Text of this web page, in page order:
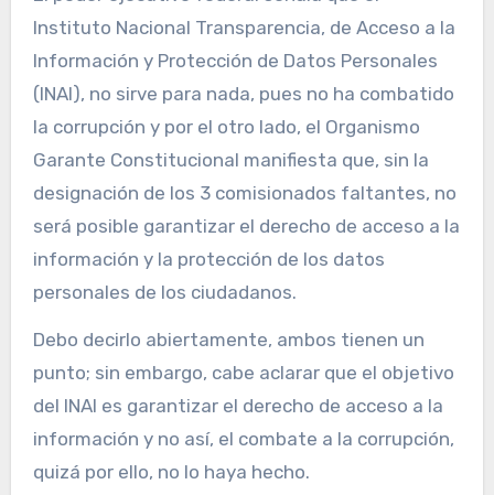
Instituto Nacional Transparencia, de Acceso a la
Información y Protección de Datos Personales
(INAI), no sirve para nada, pues no ha combatido
la corrupción y por el otro lado, el Organismo
Garante Constitucional manifiesta que, sin la
designación de los 3 comisionados faltantes, no
será posible garantizar el derecho de acceso a la
información y la protección de los datos
personales de los ciudadanos.
Debo decirlo abiertamente, ambos tienen un
punto; sin embargo, cabe aclarar que el objetivo
del INAI es garantizar el derecho de acceso a la
información y no así, el combate a la corrupción,
quizá por ello, no lo haya hecho.